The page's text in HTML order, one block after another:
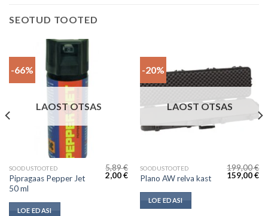
SEOTUD TOOTED
-66%
LAOST OTSAS
SOODUSTOOTED
Pipragaas Pepper Jet
50 ml
5,89€
Algne
hind
2,00€Current
price
2,00 €.
LOE EDASI
-20%
LAOST OTSAS
SOODUSTOOTED
Plano AW relva kast
199,00€
Algne
159,00€
LOE EDASI